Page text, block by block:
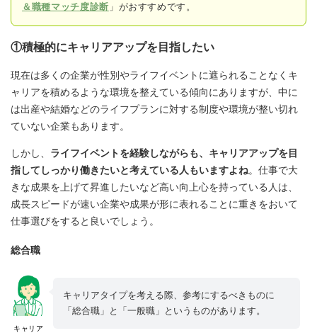
＆職種マッチ度診断 」がおすすめです。
①積極的にキャリアアップを目指したい
現在は多くの企業が性別やライフイベントに遮られることなくキ
ャリアを積めるような環境を整えている傾向にありますが、中に
は出産や結婚などのライフプランに対する制度や環境が整い切れ
ていない企業もあります。
しかし、 ライフイベントを経験しながらも、キャリアアップを目
指してしっかり働きたいと考えている人もいますよね。仕事で大
きな成果を上げて昇進したいなど高い向上心を持っている人は、
成長スピードが速い企業や成果が形に表れることに重きをおいて
仕事選びをすると良いでしょう。
総合職
キャリア
キャリアタイプを考える際、参考にするべきものに
「総合職」と「一般職」というものがあります。